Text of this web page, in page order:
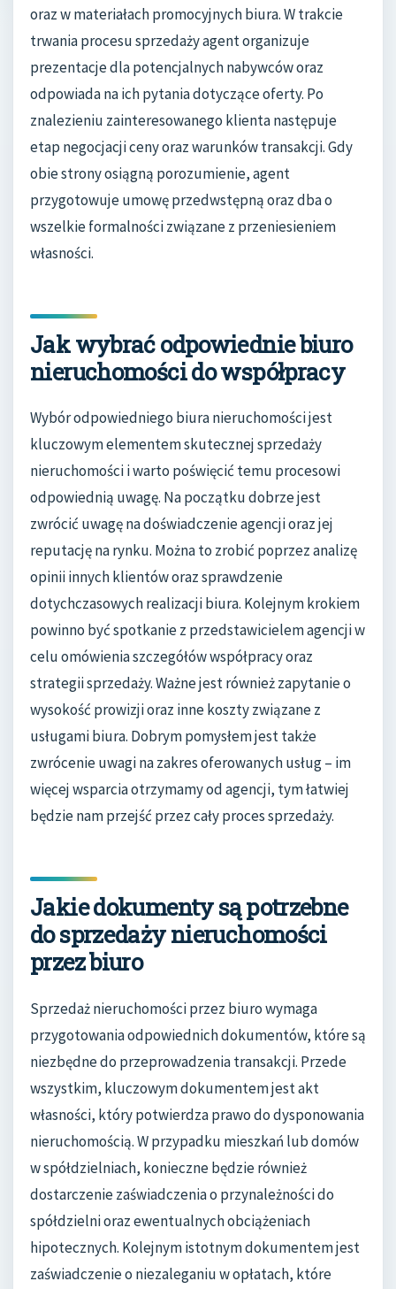
oraz w materiałach promocyjnych biura. W trakcie
trwania procesu sprzedaży agent organizuje
prezentacje dla potencjalnych nabywców oraz
odpowiada na ich pytania dotyczące oferty. Po
znalezieniu zainteresowanego klienta następuje
etap negocjacji ceny oraz warunków transakcji. Gdy
obie strony osiągną porozumienie, agent
przygotowuje umowę przedwstępną oraz dba o
wszelkie formalności związane z przeniesieniem
własności.
Jak wybrać odpowiednie biuro
nieruchomości do współpracy
Wybór odpowiedniego biura nieruchomości jest
kluczowym elementem skutecznej sprzedaży
nieruchomości i warto poświęcić temu procesowi
odpowiednią uwagę. Na początku dobrze jest
zwrócić uwagę na doświadczenie agencji oraz jej
reputację na rynku. Można to zrobić poprzez analizę
opinii innych klientów oraz sprawdzenie
dotychczasowych realizacji biura. Kolejnym krokiem
powinno być spotkanie z przedstawicielem agencji w
celu omówienia szczegółów współpracy oraz
strategii sprzedaży. Ważne jest również zapytanie o
wysokość prowizji oraz inne koszty związane z
usługami biura. Dobrym pomysłem jest także
zwrócenie uwagi na zakres oferowanych usług – im
więcej wsparcia otrzymamy od agencji, tym łatwiej
będzie nam przejść przez cały proces sprzedaży.
Jakie dokumenty są potrzebne
do sprzedaży nieruchomości
przez biuro
Sprzedaż nieruchomości przez biuro wymaga
przygotowania odpowiednich dokumentów, które są
niezbędne do przeprowadzenia transakcji. Przede
wszystkim, kluczowym dokumentem jest akt
własności, który potwierdza prawo do dysponowania
nieruchomością. W przypadku mieszkań lub domów
w spółdzielniach, konieczne będzie również
dostarczenie zaświadczenia o przynależności do
spółdzielni oraz ewentualnych obciążeniach
hipotecznych. Kolejnym istotnym dokumentem jest
zaświadczenie o niezaleganiu w opłatach, które